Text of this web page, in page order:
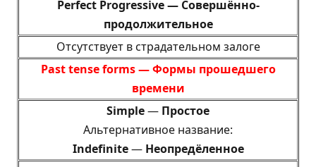
Perfect Progressive — Совершённо-
продолжительное
Отсутствует в страдательном залоге
Past tense forms — Формы прошедшего
времени
Simple— Простое
Альтернативное название:
Indefinite— Неопредёленное